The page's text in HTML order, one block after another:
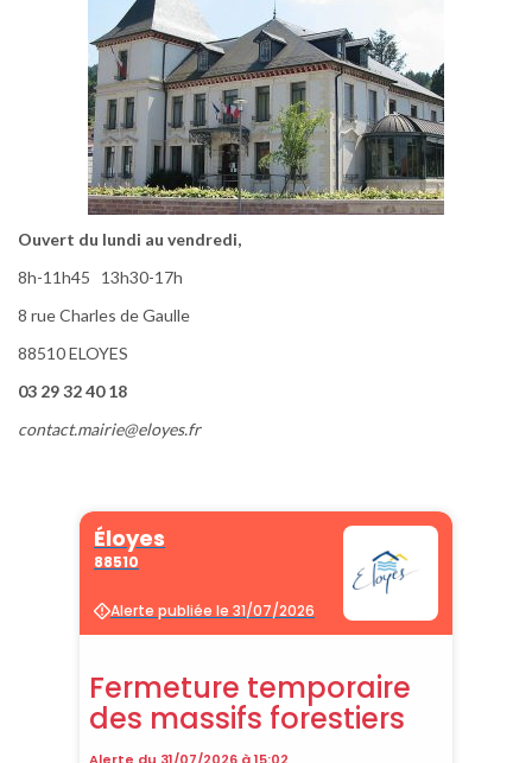
Ouvert du lundi au vendredi,
8h-11h45 13h30-17h
8 rue Charles de Gaulle
88510 ELOYES
03 29 32 40 18
contact.mairie@eloyes.fr